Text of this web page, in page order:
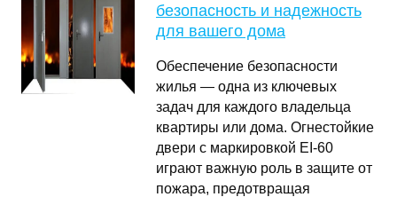
безопасность и надежность
для вашего дома
Обеспечение безопасности
жилья — одна из ключевых
задач для каждого владельца
квартиры или дома. Огнестойкие
двери с маркировкой EI-60
играют важную роль в защите от
пожара, предотвращая